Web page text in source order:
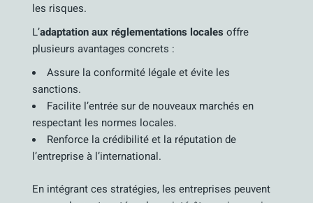
les risques.
L’adaptation aux réglementations locales offre
plusieurs avantages concrets :
Assure la conformité légale et évite les
sanctions.
Facilite l’entrée sur de nouveaux marchés en
respectant les normes locales.
Renforce la crédibilité et la réputation de
l’entreprise à l’international.
En intégrant ces stratégies, les entreprises peuvent